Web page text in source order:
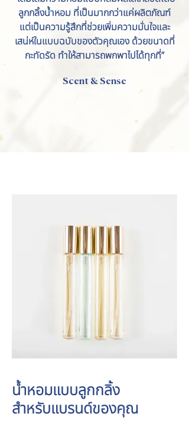
ลูกกลิ้งน้ำหอม ที่เป็นมากกว่าแค่ผลิตภัณฑ์
แต่เป็นความรู้สึกที่ช่วยเพิ่มความมั่นใจและ
เสน่ห์ในแบบฉบับของตัวคุณเอง ด้วยขนาดที่
กะทัดรัด ทำให้สามารถพกพาไปได้ทุกที่”
Scent & Sense
น้ำหอมแบบลูกกลิ้ง
สำหรับแบรนด์ของคุณ